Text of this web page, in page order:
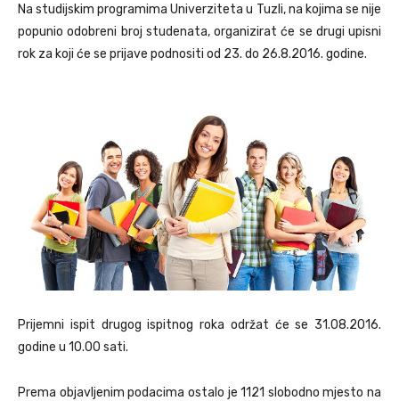
Na studijskim programima Univerziteta u Tuzli, na kojima se nije
popunio odobreni broj studenata, organizirat će se drugi upisni
rok za koji će se prijave podnositi od 23. do 26.8.2016. godine.
Prijemni ispit drugog ispitnog roka održat će se 31.08.2016.
godine u 10.00 sati.
Prema objavljenim podacima ostalo je 1121 slobodno mjesto na